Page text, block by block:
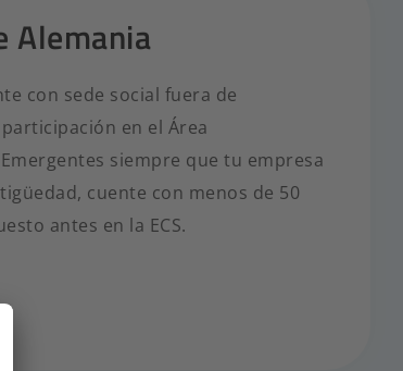
Alemania
con sede social fuera de
en el Área
siempre que tu empresa
cuente con menos de 50
antes en la ECS.